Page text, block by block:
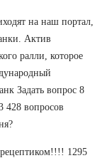
на наш портал,
Актив
ралли, которое
Задать вопрос 8
428 вопросов
рецептиком!!!! 1295